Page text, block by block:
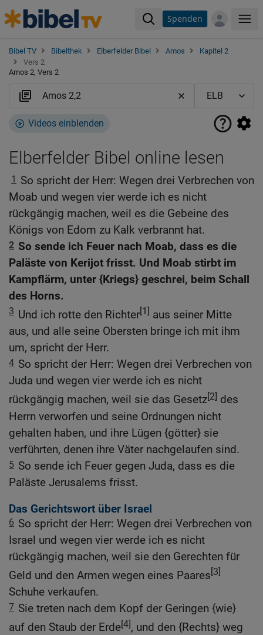
Spenden
Bibel TV Bibelthek Elberfelder Bibel Amos
Kapitel 2
Vers 2
Amos 2, Vers 2
Videos einblenden
Elberfelder Bibel online lesen
1 So spricht der Herr: Wegen drei Verbrechen von
Moab und wegen vier werde ich es nicht
rückgängig machen, weil es die Gebeine des
Königs von Edom zu Kalk verbrannt hat.
2 So sende ich Feuer nach Moab, dass es die
Paläste von Kerijot frisst. Und Moab stirbt im
Kampflärm, unter {Kriegs} geschrei, beim Schall
des Horns.
3 Und ich rotte den Richter[1] aus seiner Mitte
aus, und alle seine Obersten bringe ich mit ihm
um, spricht der Herr.
4 So spricht der Herr: Wegen drei Verbrechen von
Juda und wegen vier werde ich es nicht
rückgängig machen, weil sie das Gesetz[2] des
Herrn verworfen und seine Ordnungen nicht
gehalten haben, und ihre Lügen {götter} sie
verführten, denen ihre Väter nachgelaufen sind.
5 So sende ich Feuer gegen Juda, dass es die
Paläste Jerusalems frisst.
Das Gerichtswort über Israel
6 So spricht der Herr: Wegen drei Verbrechen von
Israel und wegen vier werde ich es nicht
rückgängig machen, weil sie den Gerechten für
Geld und den Armen wegen eines Paares[3]
Schuhe verkaufen.
7 Sie treten nach dem Kopf der Geringen {wie}
auf den Staub der Erde[4], und den {Rechts} weg